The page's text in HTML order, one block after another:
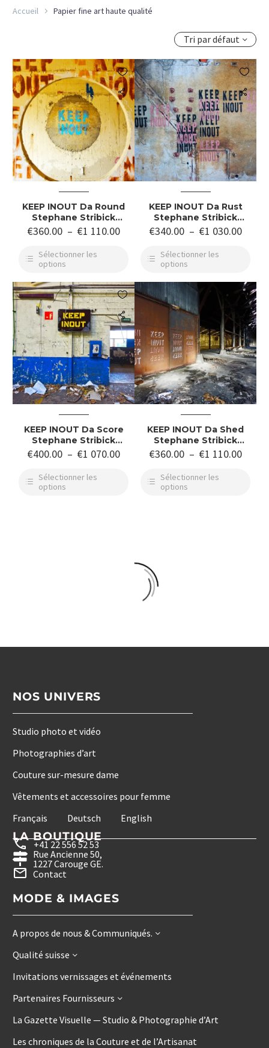
Accueil Papier fine art haute qualité
Tri par défaut

KEEP INOUT Da Round
Stephane Stribick
Photographie D Art
€360.00 – €1 110.00
Sélectionner les
options

KEEP INOUT Da Rust
Stephane Stribick
Photographie D Art
€340.00 – €1 030.00
Sélectionner les
options

KEEP INOUT Da Score
Stephane Stribick
Photographie D Art
€400.00 – €1 070.00
Sélectionner les
options

KEEP INOUT Da Shed
Stephane Stribick
Photographie D Art
€360.00 – €1 110.00
Sélectionner les
options
NOS UNIVERS
Studio photo et vidéo
Photographies d’art
Couture sur-mesure dame
Vêtements et accessoires pour femme
Français
Deutsch English
LA BOUTIQUE
+41 22 556 52 53
Rue Ancienne 50,
1227 Carouge GE.
Contact
MODE & IMAGES
A propos de nous & Communiqués.
Qualité suisse
Invitations vernissages et événements
Partenaires Fournisseurs
La Gazette Visuelle — Studio & Photographie d’Art
Les chroniques de la Couture et de l’Artisanat